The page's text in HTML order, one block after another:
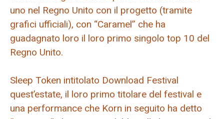
uno nel Regno Unito con il progetto (tramite
grafici ufficiali), con “Caramel” che ha
guadagnato loro il loro primo singolo top 10 del
Regno Unito.
Sleep Token intitolato Download Festival
quest’estate, il loro primo titolare del festival e
una performance che Korn in seguito ha detto